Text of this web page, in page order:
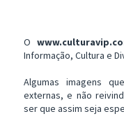
O
Informação, Cultura e
Algumas imagens
externas, e não
ser que assim seja